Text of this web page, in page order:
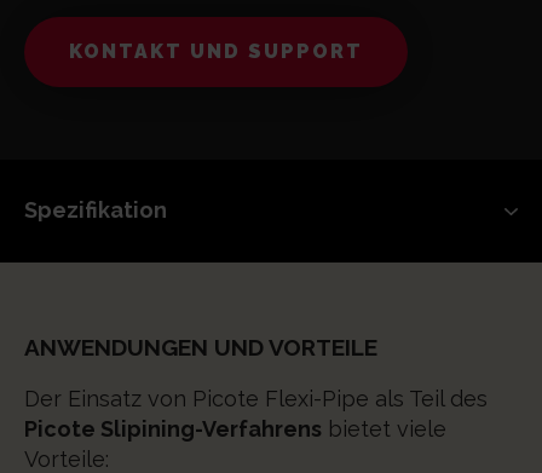
KONTAKT UND SUPPORT
ANWENDUNGEN UND VORTEILE
Der Einsatz von Picote Flexi-Pipe als Teil des
Picote Slipining-Verfahrens bietet viele
Vorteile: